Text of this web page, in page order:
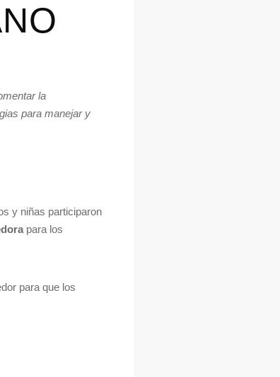
la
para manejar y
y niñas participaron
para los
para que los